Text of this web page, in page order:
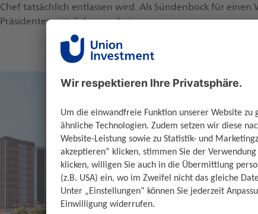
Chef tatsächlich entlassen wird. Als Sündenbock für
Präsidenten nützlicher erscheinen.